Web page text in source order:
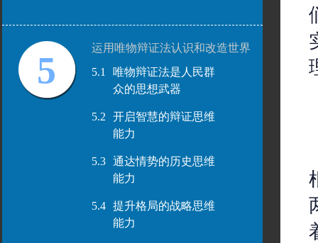
5
运用唯物辩证法认识和改造世界
5.1
唯物辩证法是人民群
众的思想武器
5.2
开启智慧的辩证思维
能力
5.3
通达情势的历史思维
能力
5.4
提升格局的战略思维
能力